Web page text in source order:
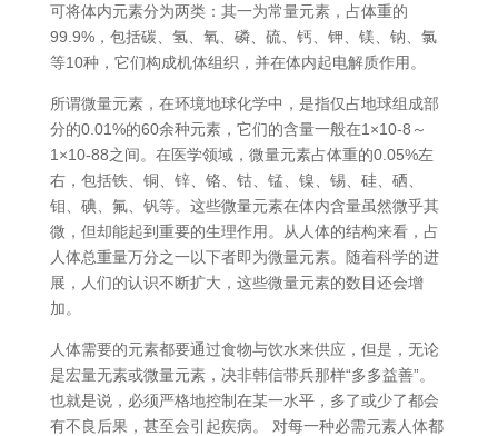
可将体内元素分为两类：其一为常量元素，占体重的
99.9%，包括碳、氢、氧、磷、硫、钙、钾、镁、钠、氯
等10种，它们构成机体组织，并在体内起电解质作用。
所谓微量元素，在环境地球化学中，是指仅占地球组成部
分的0.01%的60余种元素，它们的含量一般在1×10-8～
1×10-88之间。在医学领域，微量元素占体重的0.05%左
右，包括铁、铜、锌、铬、钴、锰、镍、锡、硅、硒、
钼、碘、氟、钒等。这些微量元素在体内含量虽然微乎其
微，但却能起到重要的生理作用。从人体的结构来看，占
人体总重量万分之一以下者即为微量元素。随着科学的进
展，人们的认识不断扩大，这些微量元素的数目还会增
加。
人体需要的元素都要通过食物与饮水来供应，但是，无论
是宏量无素或微量元素，决非韩信带兵那样“多多益善”。
也就是说，必须严格地控制在某一水平，多了或少了都会
有不良后果，甚至会引起疾病。 对每一种必需元素人体都